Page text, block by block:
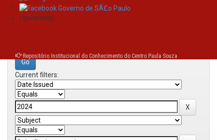
/governosp
Repositório Institucional do Conhecimento do Centro Paula Souza
Search:
Current filters: